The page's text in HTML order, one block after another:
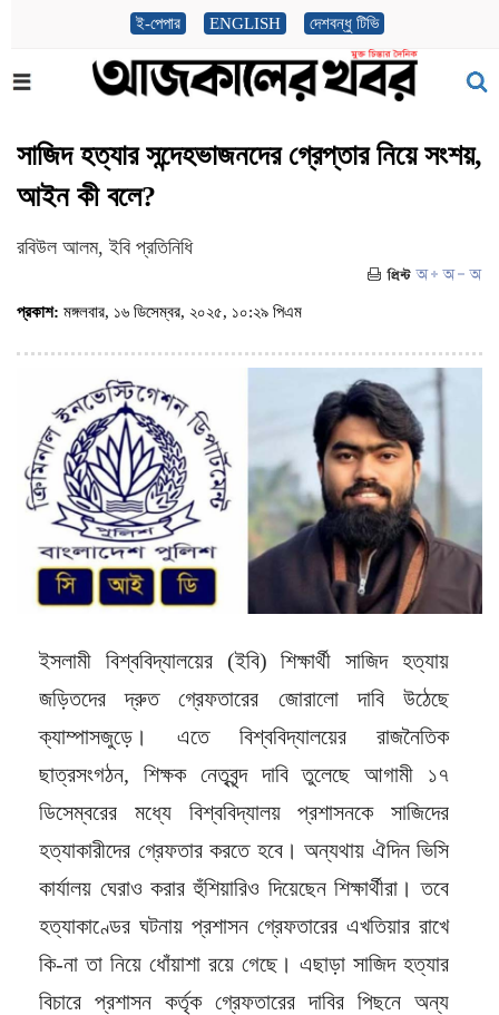
ই-পেপার ENGLISH দেশবন্ধু টিভি
সাজিদ হত্যার সন্দেহভাজনদের গ্রেপ্তার নিয়ে সংশয়,
আইন কী বলে?
রবিউল আলম, ইবি প্রতিনিধি
প্রকাশ: মঙ্গলবার, ১৬ ডিসেম্বর, ২০২৫, ১০:২৯ পিএম
ইসলামী বিশ্ববিদ্যালয়ের (ইবি) শিক্ষার্থী সাজিদ হত্যায়
জড়িতদের দ্রুত গ্রেফতারের জোরালো দাবি উঠেছে
ক্যাম্পাসজুড়ে। এতে বিশ্ববিদ্যালয়ের রাজনৈতিক
ছাত্রসংগঠন, শিক্ষক নেতৃবৃন্দ দাবি তুলেছে আগামী ১৭
ডিসেম্বরের মধ্যে বিশ্ববিদ্যালয় প্রশাসনকে সাজিদের
হত্যাকারীদের গ্রেফতার করতে হবে। অন্যথায় ঐদিন ভিসি
কার্যালয় ঘেরাও করার হুঁশিয়ারিও দিয়েছেন শিক্ষার্থীরা। তবে
হত্যাকাণ্ডের ঘটনায় প্রশাসন গ্রেফতারের এখতিয়ার রাখে
কি-না তা নিয়ে ধোঁয়াশা রয়ে গেছে। এছাড়া সাজিদ হত্যার
বিচারে প্রশাসন কর্তৃক গ্রেফতারের দাবির পিছনে অন্য